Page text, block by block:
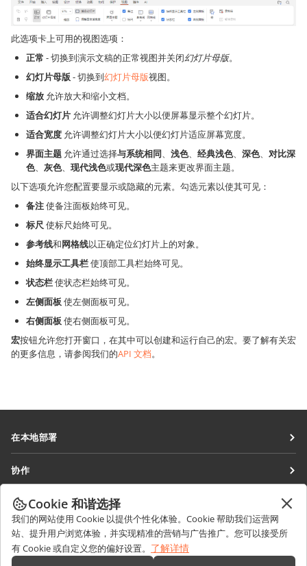
此选项卡上可用的视图选项：
正常 - 切换到演示文稿的正常视图并关闭幻灯片母版。
幻灯片母版 - 切换到幻灯片母版视图。
缩放 允许放大和缩小文档。
适合幻灯片 允许调整幻灯片大小以便屏幕显示整个幻灯片。
适合宽度 允许调整幻灯片大小以便幻灯片适应屏幕宽度。
界面主题 允许通过选择与系统相同、 浅色、 经典浅色、 深色、 对比深
色、 灰色、 现代浅色或现代深色主题来更改界面主题。
以下选项允许您配置要显示或隐藏的元素。勾选元素以使其可见：
备注使备注面板始终可见。
标尺使标尺始终可见。
参考线和网格线以正确定位幻灯片上的对象。
始终显示工具栏使顶部工具栏始终可见。
状态栏使状态栏始终可见。
左侧面板使左侧面板可见。
右侧面板使右侧面板可见。
宏按钮允许您打开窗口，在其中可以创建和运行自己的宏。要了解有关宏
的更多信息，请参阅我们的API 文档。
在本地部署
协作空间
工作区
连接器
桌面应用程序
协作
针对翻译人员
针对博主
职位空缺
获取最新资讯
博客
获取帮助
论坛
Cookie 和谐选择
我们的网站使用 Cookie 以提供个性化体验。Cookie 帮助我们运营网
站、提升用户浏览体验，并实现精准的营销与广告推广。您可以接受所
有 Cookie 或自定义您的偏好设置。 了解详情